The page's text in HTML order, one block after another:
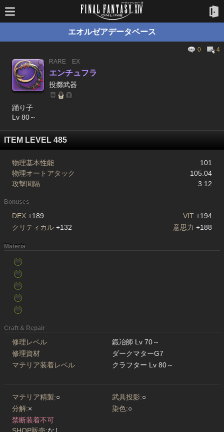
エオルゼアデータベース
0
4
RARE
EX
エンチュフラ
投擲武器
踊り子
Lv 80～
ITEM LEVEL 485
物理基本性能
101
物理オートアタック
105.04
攻撃間隔
3.12
Bonuses
DEX +189 VIT +194
クリティカル +132 意思力 +188
Materia
Craft & Repair
修理レベル
鍛冶師 Lv 70～
修理資材
ダークマターG7
マテリア装着レベル
クラフター Lv 80～
マテリア精製:○ 武具投影:○
分解:× 染色:○
禁断装着不可